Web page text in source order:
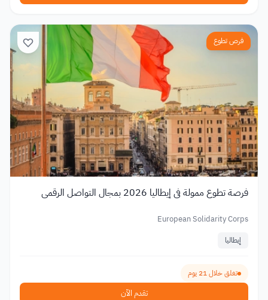
فرص تطوع
فرصة تطوع ممولة في إيطاليا 2026 بمجال التواصل الرقمي
European Solidarity Corps
إيطاليا
تغلق خلال 21 يوم
تقدم الآن